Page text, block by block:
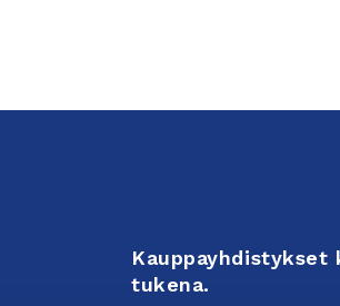
Kauppayhdistykset
tukena.